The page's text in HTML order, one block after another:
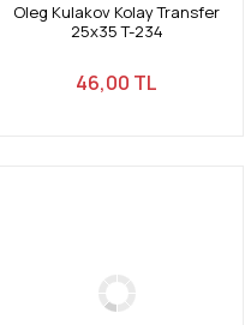
Oleg Kulakov Kolay Transfer
25x35 T-234
46,00 TL